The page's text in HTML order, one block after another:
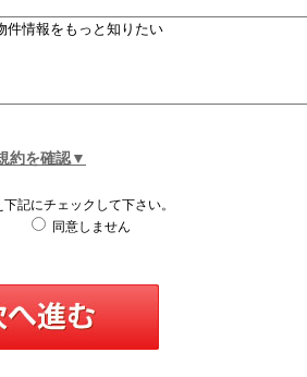
約を確認▼
記にチェックして下さい。
同意しません